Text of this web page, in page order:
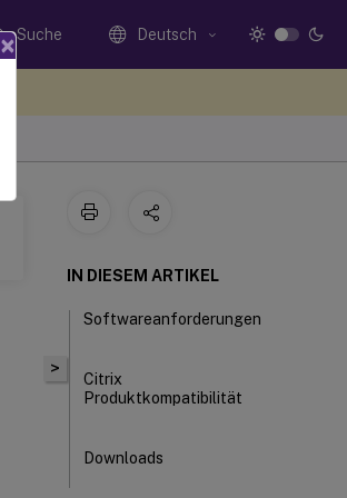
Suche Deutsch
>
IN DIESEM ARTIKEL
Softwareanforderungen
Citrix
Produktkompatibilität
Downloads
×